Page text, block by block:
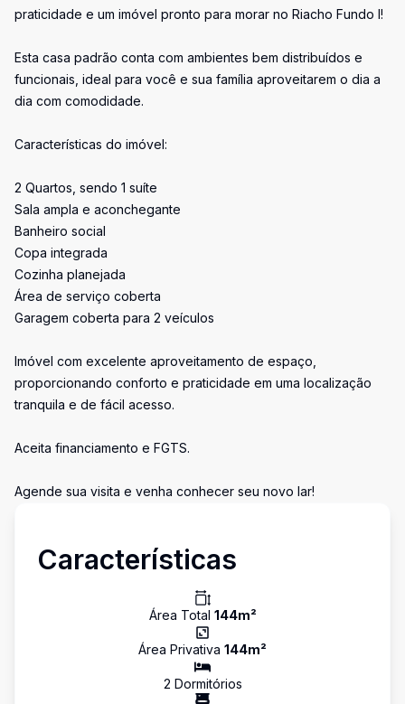
praticidade e um imóvel pronto para morar no Riacho Fundo I!
Esta casa padrão conta com ambientes bem distribuídos e
funcionais, ideal para você e sua família aproveitarem o dia a
dia com comodidade.
Características do imóvel:
2 Quartos, sendo 1 suíte
Sala ampla e aconchegante
Banheiro social
Copa integrada
Cozinha planejada
Área de serviço coberta
Garagem coberta para 2 veículos
Imóvel com excelente aproveitamento de espaço,
proporcionando conforto e praticidade em uma localização
tranquila e de fácil acesso.
Aceita financiamento e FGTS.
Agende sua visita e venha conhecer seu novo lar!
Características
Área Total 144m²
Área Privativa 144m²
2 Dormitórios